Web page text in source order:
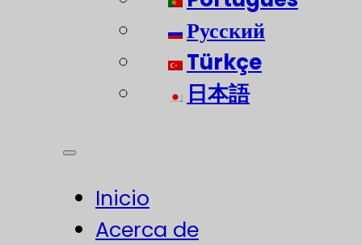
Русский
Türkçe
日本語
Inicio
Acerca de